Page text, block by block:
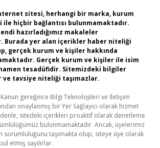
sitesi, herhangi bir marka, kurum
ile hiçbir bağlantısı bulunmamaktadır.
hazırladığımız makaleler
Burada yer alan içerikler haber niteliği
gerçek kurum ve kişiler hakkında
Gerçek kurum ve kişiler ile isim
tesadüfidir. Sitemizdeki bilgiler
tavsiye niteliği taşımazlar.
Kanun gereğince Bilgi Teknolojileri ve İletişim
onaylanmış bir Yer Sağlayıcı olarak hizmet
sitedeki içerikleri proaktif olarak denetleme
bulunmamaktadır. Ancak, üyelerimiz
sorumluluğunu taşımakta olup, siteye üye olarak
etmiş sayılırlar.